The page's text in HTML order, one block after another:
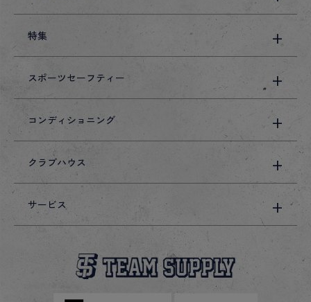
特集
スポーツセーフティー
コンディショニング
クラブハウス
サービス